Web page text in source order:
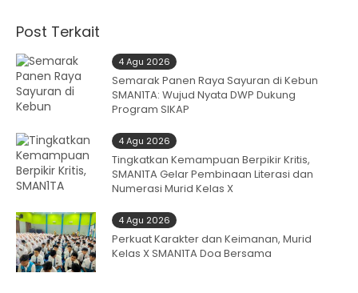
Post Terkait
4 Agu 2026
Semarak Panen Raya Sayuran di Kebun
SMAN1TA: Wujud Nyata DWP Dukung
Program SIKAP
4 Agu 2026
Tingkatkan Kemampuan Berpikir Kritis,
SMAN1TA Gelar Pembinaan Literasi dan
Numerasi Murid Kelas X
4 Agu 2026
Perkuat Karakter dan Keimanan, Murid
Kelas X SMAN1TA Doa Bersama